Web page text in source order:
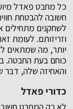
כל מחבט פאדל
חשובה להבטחת
לשחקנים מתחילים
וזריזותם. לעומת
יותר, מה שמתאים
כוחם בעת החבטה.
והאחיזה שלה, דבר
כדורי פאדל